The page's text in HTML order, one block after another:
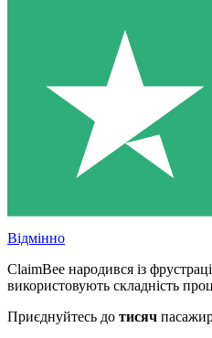
Відмінно
ClaimBee народився із
використовують складність
Приєднуйтесь до тисяч